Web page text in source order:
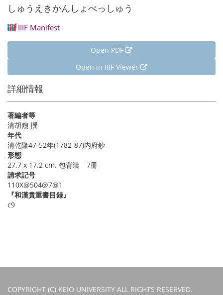
しゅうえきかんしょべっしゅう
IIIF Manifest
Open PDF
Open in IIIF Viewer
詳細情報
著編者等
清胡煦 撰
年代
清乾隆47-52年(1782-87)内府鈔
形態
27.7 x 17.2 cm. 包背装 7冊
請求記号
110X@504@7@1
『和漢貴重書目録』
c9
COPYRIGHT (C) KEIO UNIVERSITY ALL RIGHTS RESERVED.